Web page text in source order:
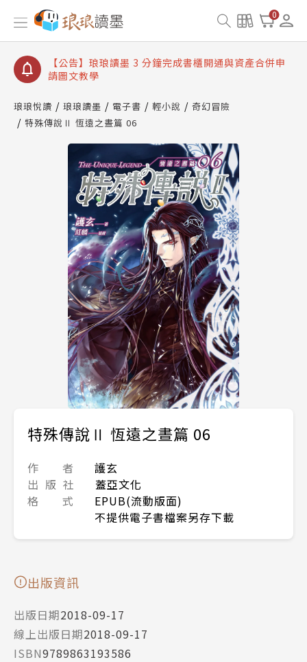
0
【公告】琅琅讀墨數位閱讀資產合併與書櫃開通申請
【公告】琅琅讀墨書櫃開通常見問題
【公告】琅琅讀墨 3 分鐘完成書櫃開通與資產合併申
請圖文教學
查詢
【公告】琅琅讀墨數位閱讀資產合併與書櫃開通申請
琅琅悅讀 琅琅讀墨 電子書 輕小說
奇幻冒險
特殊傳說Ⅱ 恆遠之晝篇 06
特殊傳說Ⅱ 恆遠之晝篇 06
作 者
護玄
出 版 社
蓋亞文化
格 式
EPUB(流動版面)
不提供電子書檔案另存下載
出版資訊
出版日期2018-09-17
線上出版日期2018-09-17
ISBN9789863193586